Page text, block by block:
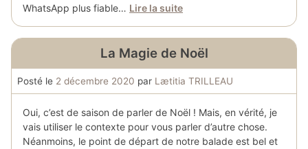
WhatsApp plus fiable… Lire la suite
La Magie de Noël
Posté le 2 décembre 2020 par Lætitia TRILLEAU
Oui, c’est de saison de parler de Noël ! Mais, en vérité, je
vais utiliser le contexte pour vous parler d’autre chose.
Néanmoins, le point de départ de notre balade est bel et